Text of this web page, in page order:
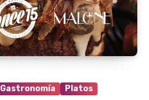
Gastronomía Platos